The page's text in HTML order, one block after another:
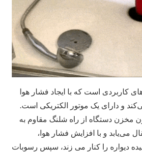
کاربردی است که با ایجاد فشار هوا
و دارای یک موتور الکتریکی است.
مخزن دستگاه از راه شلنگ مقاوم به
می‌یابد و با افزایش فشار هوا،
دیواره را کنار می زند، سپس رسوبات